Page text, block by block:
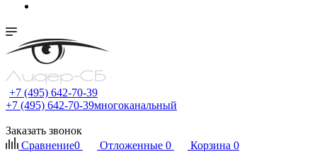
+7 (495) 642-70-39
+7 (495) 642-70-39многоканальный
Заказать звонок
Сравнение0 Отложенные 0 Корзина 0